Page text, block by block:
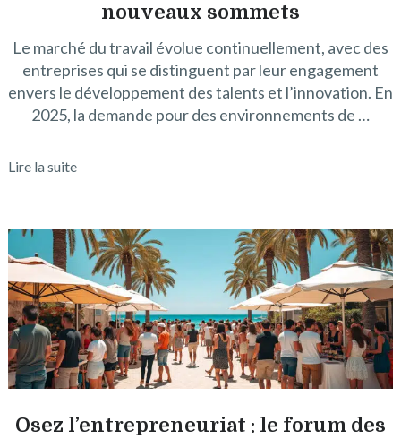
nouveaux sommets
Le marché du travail évolue continuellement, avec des
entreprises qui se distinguent par leur engagement
envers le développement des talents et l’innovation. En
2025, la demande pour des environnements de …
Lire la suite
Osez l’entrepreneuriat : le forum des